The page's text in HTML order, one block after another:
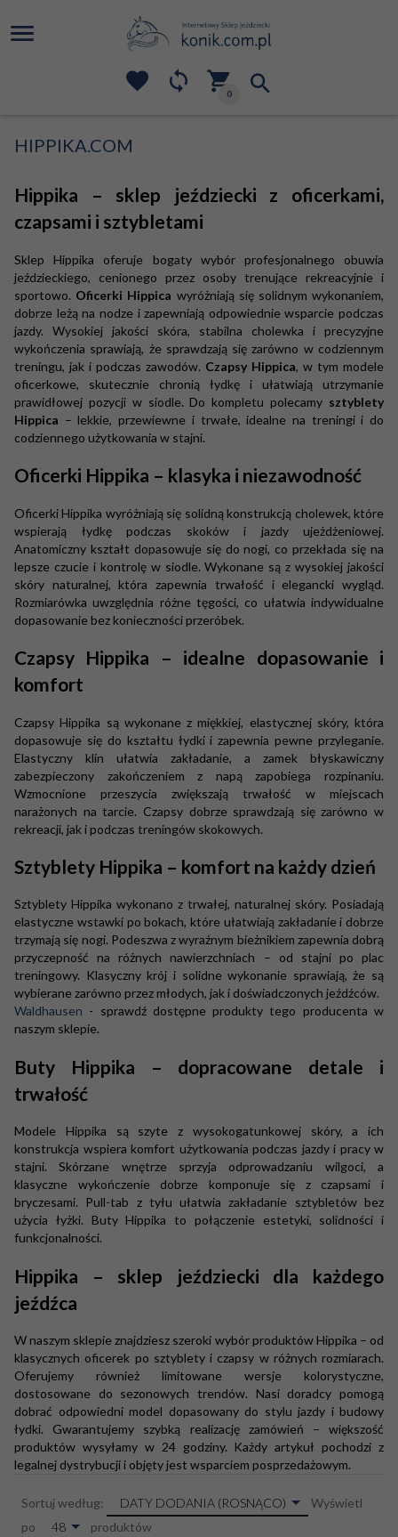
0
HIPPIKA.COM
Hippika – sklep jeździecki z oficerkami,
czapsami i sztybletami
Sklep Hippika oferuje bogaty wybór profesjonalnego obuwia
jeździeckiego, cenionego przez osoby trenujące rekreacyjnie i
sportowo. Oficerki Hippica wyróżniają się solidnym wykonaniem,
dobrze leżą na nodze i zapewniają odpowiednie wsparcie podczas
jazdy. Wysokiej jakości skóra, stabilna cholewka i precyzyjne
wykończenia sprawiają, że sprawdzają się zarówno w codziennym
treningu, jak i podczas zawodów. Czapsy Hippica, w tym modele
oficerkowe, skutecznie chronią łydkę i ułatwiają utrzymanie
prawidłowej pozycji w siodle. Do kompletu polecamy sztyblety
Hippica – lekkie, przewiewne i trwałe, idealne na treningi i do
codziennego użytkowania w stajni.
Oficerki Hippika – klasyka i niezawodność
Oficerki Hippika wyróżniają się solidną konstrukcją cholewek, które
wspierają łydkę podczas skoków i jazdy ujeżdżeniowej.
Anatomiczny kształt dopasowuje się do nogi, co przekłada się na
lepsze czucie i kontrolę w siodle. Wykonane są z wysokiej jakości
skóry naturalnej, która zapewnia trwałość i elegancki wygląd.
Rozmiarówka uwzględnia różne tęgości, co ułatwia indywidualne
dopasowanie bez konieczności przeróbek.
Czapsy Hippika – idealne dopasowanie i
komfort
Czapsy Hippika są wykonane z miękkiej, elastycznej skóry, która
dopasowuje się do kształtu łydki i zapewnia pewne przyleganie.
Elastyczny klin ułatwia zakładanie, a zamek błyskawiczny
zabezpieczony zakończeniem z napą zapobiega rozpinaniu.
Wzmocnione przeszycia zwiększają trwałość w miejscach
narażonych na tarcie. Czapsy dobrze sprawdzają się zarówno w
rekreacji, jak i podczas treningów skokowych.
Sztyblety Hippika – komfort na każdy dzień
Sztyblety Hippika wykonano z trwałej, naturalnej skóry. Posiadają
elastyczne wstawki po bokach, które ułatwiają zakładanie i dobrze
trzymają się nogi. Podeszwa z wyraźnym bieżnikiem zapewnia dobrą
przyczepność na różnych nawierzchniach – od stajni po plac
treningowy. Klasyczny krój i solidne wykonanie sprawiają, że są
wybierane zarówno przez młodych, jak i doświadczonych jeźdźców.
Waldhausen - sprawdź dostępne produkty tego producenta w
naszym sklepie.
Buty Hippika – dopracowane detale i
trwałość
Modele Hippika są szyte z wysokogatunkowej skóry, a ich
konstrukcja wspiera komfort użytkowania podczas jazdy i pracy w
stajni. Skórzane wnętrze sprzyja odprowadzaniu wilgoci, a
klasyczne wykończenie dobrze komponuje się z czapsami i
bryczesami. Pull-tab z tyłu ułatwia zakładanie sztybletów bez
użycia łyżki. Buty Hippika to połączenie estetyki, solidności i
funkcjonalności.
Hippika – sklep jeździecki dla każdego
jeźdźca
W naszym sklepie znajdziesz szeroki wybór produktów Hippika – od
klasycznych oficerek po sztyblety i czapsy w różnych rozmiarach.
Oferujemy również limitowane wersje kolorystyczne,
dostosowane do sezonowych trendów. Nasi doradcy pomogą
dobrać odpowiedni model dopasowany do stylu jazdy i budowy
łydki. Gwarantujemy szybką realizację zamówień – większość
produktów wysyłamy w 24 godziny. Każdy artykuł pochodzi z
legalnej dystrybucji i objęty jest wsparciem posprzedażowym.
Sortuj według: sortDATY DODANIA (ROSNĄCO)
Wyświetl
po
pop48 produktów